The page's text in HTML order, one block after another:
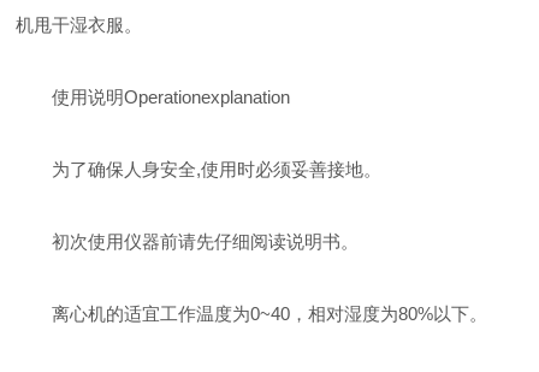
机甩干湿衣服。
使用说明Operationexplanation
为了确保人身安全,使用时必须妥善接地。
初次使用仪器前请先仔细阅读说明书。
离心机的适宜工作温度为0~40，相对湿度为80%以下。